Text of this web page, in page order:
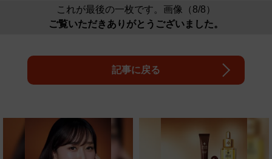
これが最後の一枚です。画像（8/8）
ご覧いただきありがとうございました。
記事に戻る